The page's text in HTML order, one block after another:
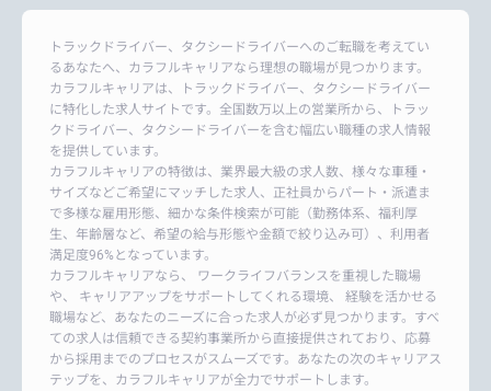
トラックドライバー、タクシードライバーへのご転職を考えてい
るあなたへ、カラフルキャリアなら理想の職場が見つかります。
カラフルキャリアは、トラックドライバー、タクシードライバー
に特化した求人サイトです。全国数万以上の営業所から、トラッ
クドライバー、タクシードライバーを含む幅広い職種の求人情報
を提供しています。
カラフルキャリアの特徴は、業界最大級の求人数、様々な車種・
サイズなどご希望にマッチした求人、正社員からパート・派遣ま
で多様な雇用形態、細かな条件検索が可能（勤務体系、福利厚
生、年齢層など、希望の給与形態や金額で絞り込み可）、利用者
満足度96%となっています。
カラフルキャリアなら、 ワークライフバランスを重視した職場
や、 キャリアアップをサポートしてくれる環境、 経験を活かせる
職場など、あなたのニーズに合った求人が必ず見つかります。すべ
ての求人は信頼できる契約事業所から直接提供されており、応募
から採用までのプロセスがスムーズです。あなたの次のキャリアス
テップを、カラフルキャリアが全力でサポートします。